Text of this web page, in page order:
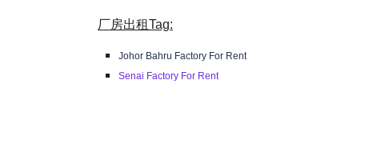
厂房出租Tag:
Johor Bahru Factory For Rent
Senai Factory For Rent